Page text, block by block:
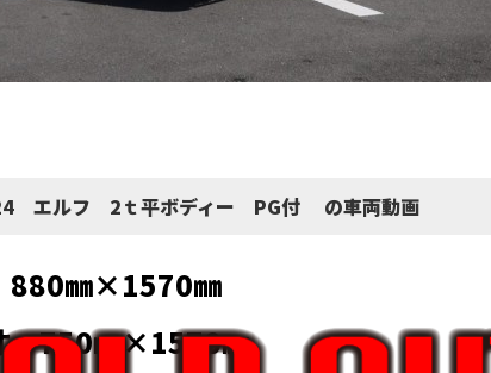
エルフ 2ｔ平ボディー PG付 の車両動画
㎜×1570㎜
750㎜×1570㎜